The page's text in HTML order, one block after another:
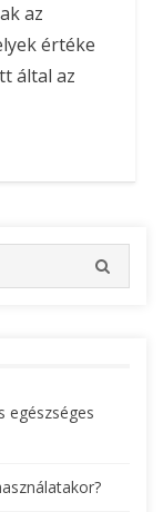
az
értéke
által az
E
egészséges